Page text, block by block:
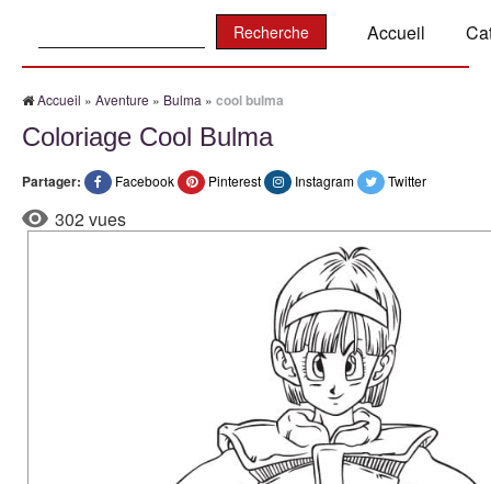
Accueil
Accueil » Aventure » Bulma » cool bulma
Coloriage Cool Bulma
Partager: Facebook Pinterest Instagram Twitter
302 vues